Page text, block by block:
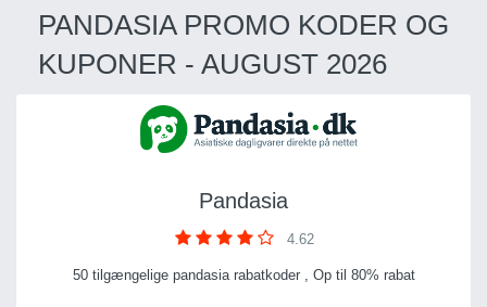
PANDASIA PROMO KODER OG
KUPONER - AUGUST 2026
Pandasia
4.62
50 tilgængelige pandasia rabatkoder , Op til 80% rabat